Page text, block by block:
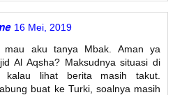
16 Mei, 2019
aku tanya Mbak. Aman ya
Al Aqsha? Maksudnya situasi di
kalau lihat berita masih takut.
buat ke Turki, soalnya masih